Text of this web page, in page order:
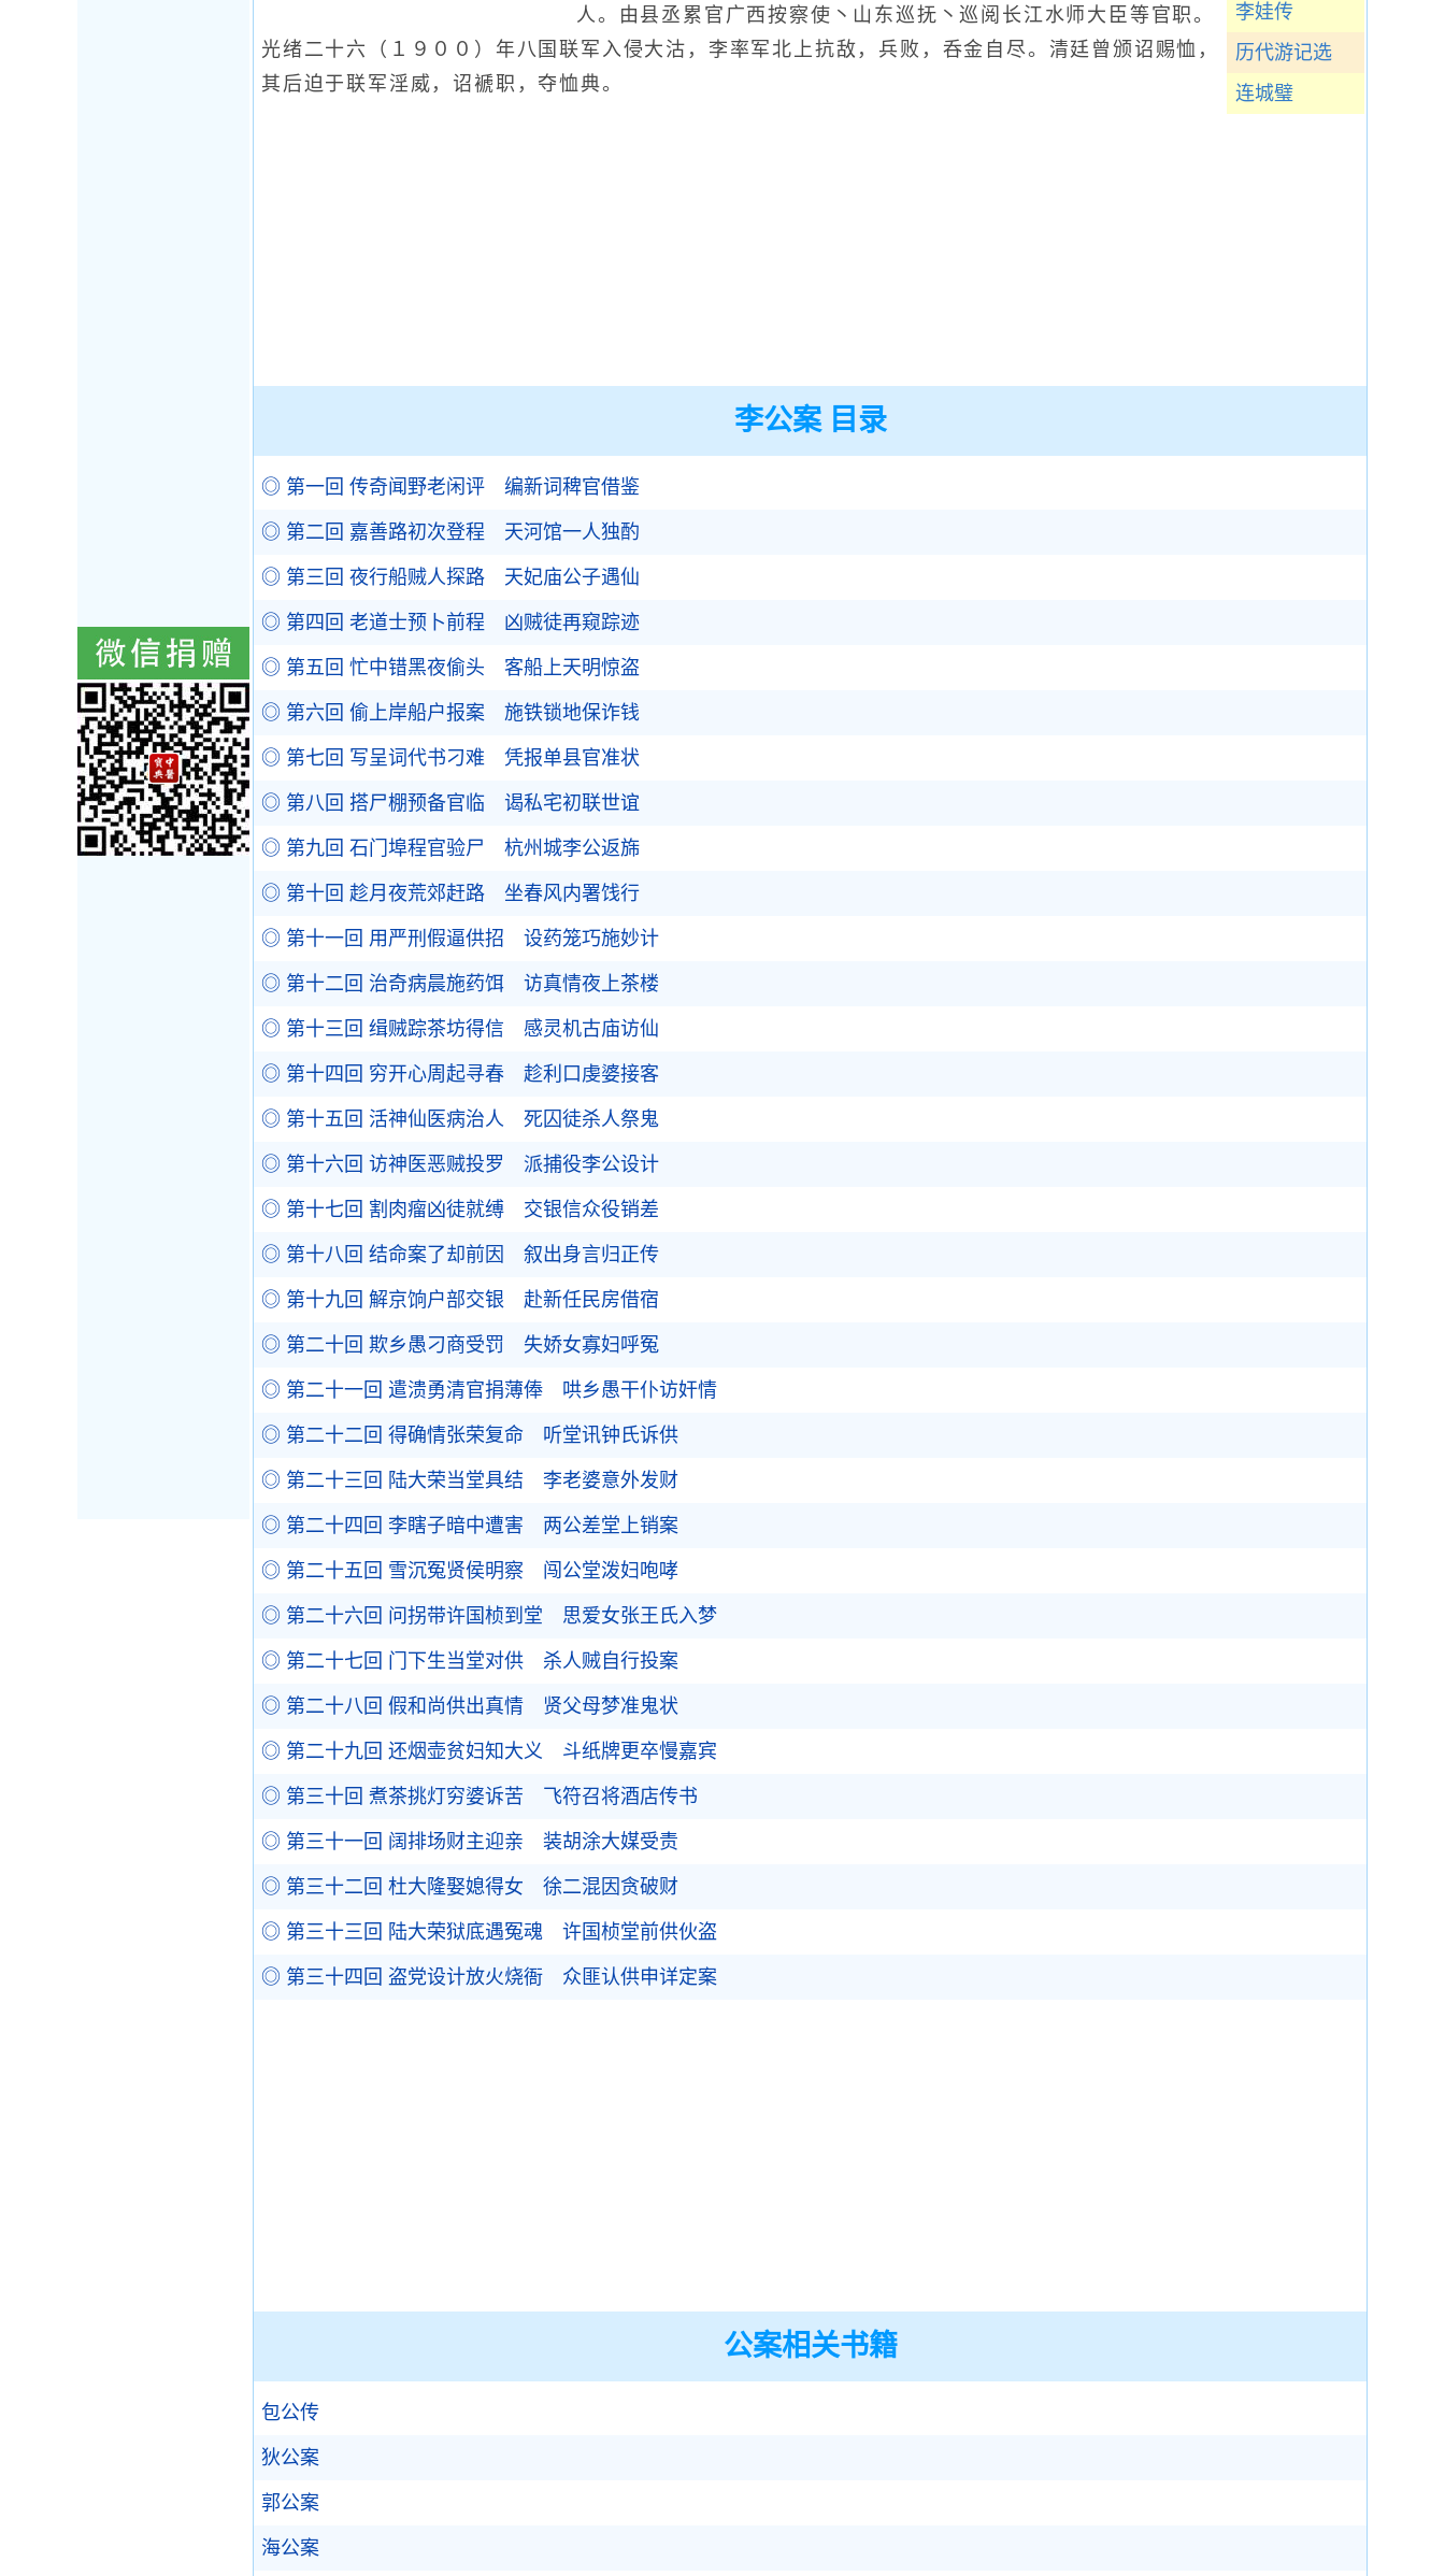
李娃传
历代游记选
连城璧
人。由县丞累官广西按察使丶山东巡抚丶巡阅长江水师大臣等官职。
光绪二十六（１９００）年八国联军入侵大沽，李率军北上抗敌，兵败，呑金自尽。清廷曾颁诏赐恤，
其后迫于联军淫威，诏褫职，夺恤典。
李公案 目录
◎ 第一回 传奇闻野老闲评 编新词稗官借鉴
◎ 第二回 嘉善路初次登程 天河馆一人独酌
◎ 第三回 夜行船贼人探路 天妃庙公子遇仙
◎ 第四回 老道士预卜前程 凶贼徒再窥踪迹
◎ 第五回 忙中错黑夜偷头 客船上天明惊盗
◎ 第六回 偷上岸船户报案 施铁锁地保诈钱
◎ 第七回 写呈词代书刁难 凭报单县官准状
◎ 第八回 搭尸棚预备官临 谒私宅初联世谊
◎ 第九回 石门埠程官验尸 杭州城李公返旆
◎ 第十回 趁月夜荒郊赶路 坐春风内署饯行
◎ 第十一回 用严刑假逼供招 设药笼巧施妙计
◎ 第十二回 治奇病晨施药饵 访真情夜上茶楼
◎ 第十三回 缉贼踪茶坊得信 感灵机古庙访仙
◎ 第十四回 穷开心周起寻春 趁利口虔婆接客
◎ 第十五回 活神仙医病治人 死囚徒杀人祭鬼
◎ 第十六回 访神医恶贼投罗 派捕役李公设计
◎ 第十七回 割肉瘤凶徒就缚 交银信众役销差
◎ 第十八回 结命案了却前因 叙出身言归正传
◎ 第十九回 解京饷户部交银 赴新任民房借宿
◎ 第二十回 欺乡愚刁商受罚 失娇女寡妇呼冤
◎ 第二十一回 遣溃勇清官捐薄俸 哄乡愚干仆访奸情
◎ 第二十二回 得确情张荣复命 听堂讯钟氏诉供
◎ 第二十三回 陆大荣当堂具结 李老婆意外发财
◎ 第二十四回 李瞎子暗中遭害 两公差堂上销案
◎ 第二十五回 雪沉冤贤侯明察 闯公堂泼妇咆哮
◎ 第二十六回 问拐带许国桢到堂 思爱女张王氏入梦
◎ 第二十七回 门下生当堂对供 杀人贼自行投案
◎ 第二十八回 假和尚供出真情 贤父母梦准鬼状
◎ 第二十九回 还烟壶贫妇知大义 斗纸牌更卒慢嘉宾
◎ 第三十回 煮茶挑灯穷婆诉苦 飞符召将酒店传书
◎ 第三十一回 阔排场财主迎亲 装胡涂大媒受责
◎ 第三十二回 杜大隆娶媳得女 徐二混因贪破财
◎ 第三十三回 陆大荣狱底遇冤魂 许国桢堂前供伙盗
◎ 第三十四回 盗党设计放火烧衙 众匪认供申详定案
公案相关书籍
包公传
狄公案
郭公案
海公案